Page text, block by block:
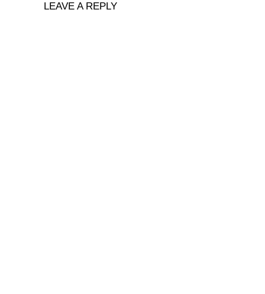
LEAVE A REPLY